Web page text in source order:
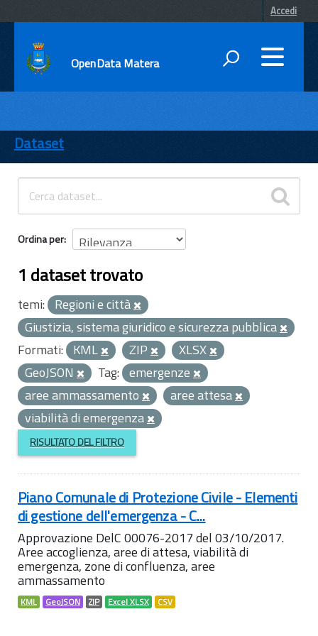
Accedi
OpenData Matera
ENTI
TEMI
INFORMAZIONI
Dataset
Ordina per
1 dataset trovato
temi: Regioni e città
Giustizia, sistema giuridico e sicurezza pubblica
Formati: KML ZIP
XLSX
GeoJSON
Tag: emergenze
aree ammassamento
aree attesa
viabilità di emergenza
RISULTATO DEL FILTRO
Piano Comunale di Protezione Civile - Elementi
di gestione dell'emergenza - C...
Approvazione DelC 00076-2017 del 03/10/2017.
Aree accoglienza, aree di attesa, viabilità di
emergenza, zone di confluenza, aree
ammassamento
KML GeoJSON ZIP Excel XLSX CSV